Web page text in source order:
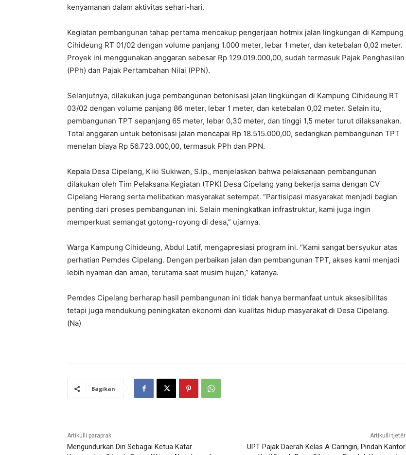
kenyamanan dalam aktivitas sehari-hari.
Kegiatan pembangunan tahap pertama mencakup pengerjaan hotmix jalan lingkungan di Kampung
Cihideung RT 01/02 dengan volume panjang 1.000 meter, lebar 1 meter, dan ketebalan 0,02 meter.
Proyek ini menggunakan anggaran sebesar Rp 129.019.000,00, sudah termasuk Pajak Penghasilan
(PPh) dan Pajak Pertambahan Nilai (PPN).
Selanjutnya, dilakukan juga pembangunan betonisasi jalan lingkungan di Kampung Cihideung RT
03/02 dengan volume panjang 86 meter, lebar 1 meter, dan ketebalan 0,02 meter. Selain itu,
pembangunan TPT sepanjang 65 meter, lebar 0,30 meter, dan tinggi 1,5 meter turut dilaksanakan.
Total anggaran untuk betonisasi jalan mencapai Rp 18.515.000,00, sedangkan pembangunan TPT
menelan biaya Rp 56.723.000,00, termasuk PPh dan PPN.
Kepala Desa Cipelang, Kiki Sukiwan, S.Ip., menjelaskan bahwa pelaksanaan pembangunan
dilakukan oleh Tim Pelaksana Kegiatan (TPK) Desa Cipelang yang bekerja sama dengan CV
Cipelang Herang serta melibatkan masyarakat setempat. “Partisipasi masyarakat menjadi bagian
penting dari proses pembangunan ini. Selain meningkatkan infrastruktur, kami juga ingin
memperkuat semangat gotong-royong di desa,” ujarnya.
Warga Kampung Cihideung, Abdul Latif, mengapresiasi program ini. “Kami sangat bersyukur atas
perhatian Pemdes Cipelang. Dengan perbaikan jalan dan pembangunan TPT, akses kami menjadi
lebih nyaman dan aman, terutama saat musim hujan,” katanya.
Pemdes Cipelang berharap hasil pembangunan ini tidak hanya bermanfaat untuk aksesibilitas
tetapi juga mendukung peningkatan ekonomi dan kualitas hidup masyarakat di Desa Cipelang.
(Na)
Bagikan
Artikulli paraprak
Mengundurkan Diri Sebagai Ketua Katar
Artikulli tjetër
UPT Pajak Daerah Kelas A Caringin, Pindah Kantor